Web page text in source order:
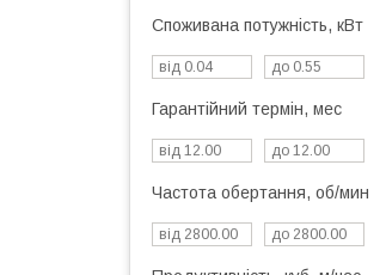
Споживана потужність, кВт
Гарантійний термін, мес
Частота обертання, об/мин